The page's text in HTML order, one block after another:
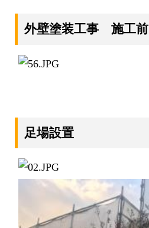
外壁塗装工事 施工前
足場設置